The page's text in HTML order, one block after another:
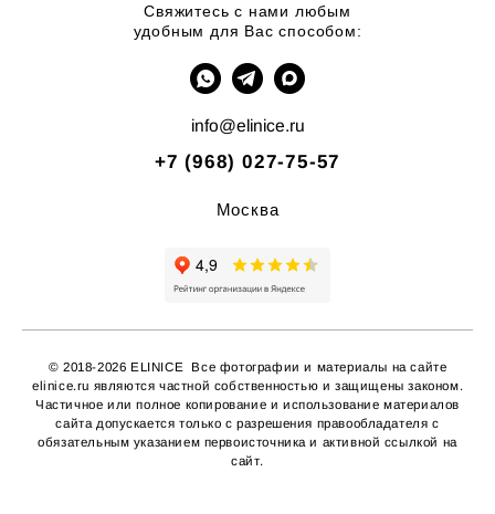
Свяжитесь с нами любым
удобным для Вас способом:
info@elinice.ru
+7 (968) 027-75-57
Москва
© 2018-2026 ELINICE Все фотографии и материалы на сайте
elinice.ru являются частной собственностью и защищены законом.
Частичное или полное копирование и использование материалов
сайта допускается только с разрешения правообладателя с
обязательным указанием первоисточника и активной ссылкой на
сайт.